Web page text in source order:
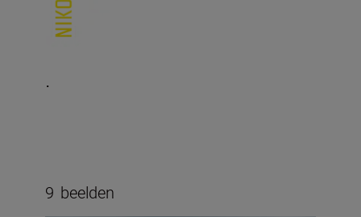
.
9 beelden